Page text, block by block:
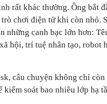
rất khác thường. Ông bắt
chơi điện tử khi còn nhỏ.
những canh bạc lớn hơn:
hội, trí tuệ nhân tạo, robot
câu chuyện không chỉ còn
soát bao nhiêu lớp hạ